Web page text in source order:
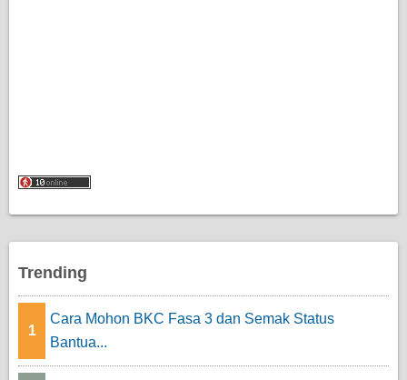
Trending
1
Cara Mohon BKC Fasa 3 dan Semak Status
Bantua...